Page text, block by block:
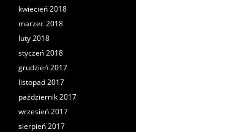
kwiecień 2018
marzec 2018
luty 2018
styczeń 2018
grudzień 2017
listopad 2017
październik 2017
wrzesień 2017
sierpień 2017